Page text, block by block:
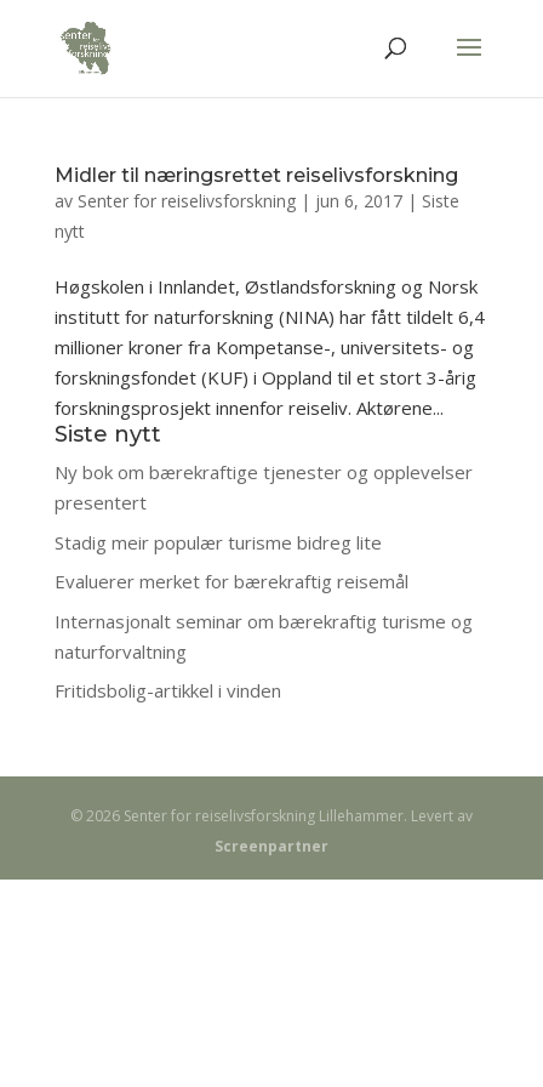
Midler til næringsrettet reiselivsforskning
av Senter for reiselivsforskning| jun 6, 2017| Siste
nytt
Høgskolen i Innlandet, Østlandsforskning og Norsk
institutt for naturforskning (NINA) har fått tildelt 6,4
millioner kroner fra Kompetanse-, universitets- og
forskningsfondet (KUF) i Oppland til et stort 3-årig
forskningsprosjekt innenfor reiseliv. Aktørene...
Siste nytt
Ny bok om bærekraftige tjenester og opplevelser
presentert
Stadig meir populær turisme bidreg lite
Evaluerer merket for bærekraftig reisemål
Internasjonalt seminar om bærekraftig turisme og
naturforvaltning
Fritidsbolig-artikkel i vinden
© 2026 Senter for reiselivsforskning Lillehammer. Levert av
Screenpartner